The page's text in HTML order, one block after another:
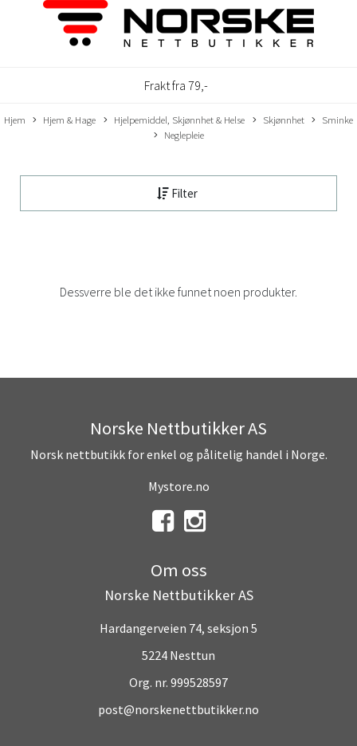
Frakt fra 79,-
Hjem Hjem & Hage Hjelpemiddel, Skjønnhet & Helse Skjønnhet
Sminke
Neglepleie
Filter
Dessverre ble det ikke funnet noen produkter.
Norske Nettbutikker AS
Norsk nettbutikk for enkel og pålitelig handel i Norge.
Mystore.no
Om oss
Norske Nettbutikker AS
Hardangerveien 74, seksjon 5
5224 Nesttun
Org. nr. 999528597
post@norskenettbutikker.no